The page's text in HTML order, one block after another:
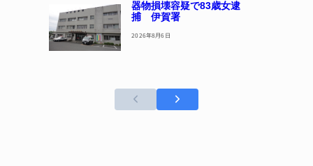
器物損壊容疑で83歳女逮
捕 伊賀署
2026年8月6日